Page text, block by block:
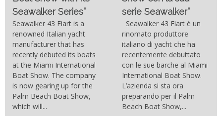
serie Seawalker”
Seawalker 43 Fiart è un
rinomato produttore
italiano di yacht che ha
recentemente debuttato
con le sue barche al Miami
International Boat Show.
L’azienda si sta ora
preparando per il Palm
Beach Boat Show,...
delle moderne tecnologie
costruttive e dei nuovi
materiali come la fibra di
carbonio hanno consentito
di costruire catamarani
sempre più belli, compatti,
resistenti, leggeri e
soprattutto stabili veloci
con una manovrabilità...